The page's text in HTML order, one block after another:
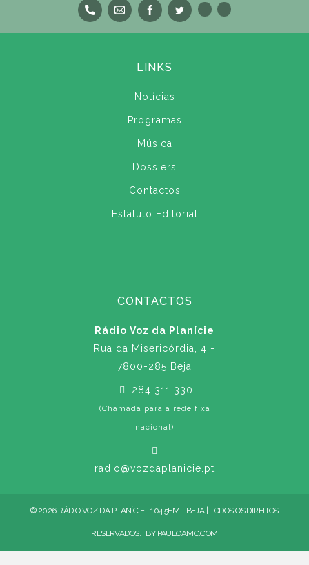
LINKS
Notícias
Programas
Música
Dossiers
Contactos
Estatuto Editorial
CONTACTOS
Rádio Voz da Planície
Rua da Misericórdia, 4 -
7800-285 Beja
284 311 330
(Chamada para a rede fixa
nacional)
radio@vozdaplanicie.pt
© 2026 RÁDIO VOZ DA PLANÍCIE - 104.5FM - BEJA | TODOS OS DIREITOS
RESERVADOS. | BY PAULOAMC.COM